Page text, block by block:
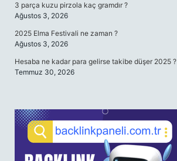
3 parça kuzu pirzola kaç gramdır ?
Ağustos 3, 2026
2025 Elma Festivali ne zaman ?
Ağustos 3, 2026
Hesaba ne kadar para gelirse takibe düşer 2025 ?
Temmuz 30, 2026